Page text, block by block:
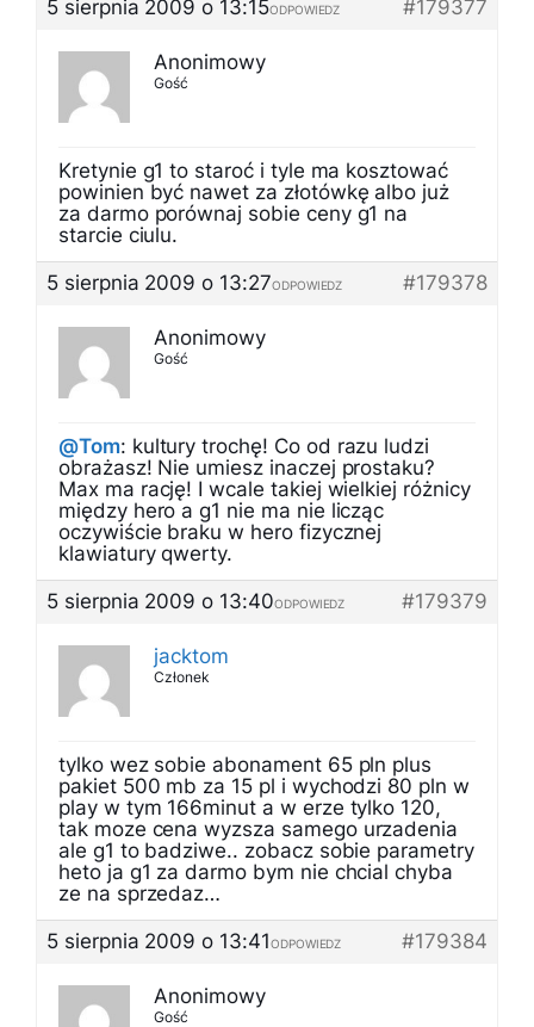
5 sierpnia 2009 o 13:15
#179377
ODPOWIEDZ
Anonimowy
Gość
Kretynie g1 to staroć i tyle ma kosztować
powinien być nawet za złotówkę albo już
za darmo porównaj sobie ceny g1 na
starcie ciulu.
5 sierpnia 2009 o 13:27
#179378
ODPOWIEDZ
Anonimowy
Gość
@Tom: kultury trochę! Co od razu ludzi
obrażasz! Nie umiesz inaczej prostaku?
Max ma rację! I wcale takiej wielkiej różnicy
między hero a g1 nie ma nie licząc
oczywiście braku w hero fizycznej
klawiatury qwerty.
5 sierpnia 2009 o 13:40
#179379
ODPOWIEDZ
jacktom
Członek
tylko wez sobie abonament 65 pln plus
pakiet 500 mb za 15 pl i wychodzi 80 pln w
play w tym 166minut a w erze tylko 120,
tak moze cena wyzsza samego urzadenia
ale g1 to badziwe.. zobacz sobie parametry
heto ja g1 za darmo bym nie chcial chyba
ze na sprzedaz…
5 sierpnia 2009 o 13:41
#179384
ODPOWIEDZ
Anonimowy
Gość